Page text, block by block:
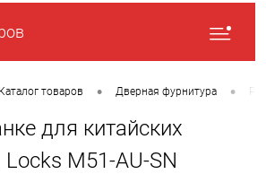
Каталог товаров • Дверная фурнитура •
для китайских
M51-AU-SN